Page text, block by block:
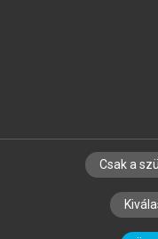
SZERZŐKNEK
Csak a